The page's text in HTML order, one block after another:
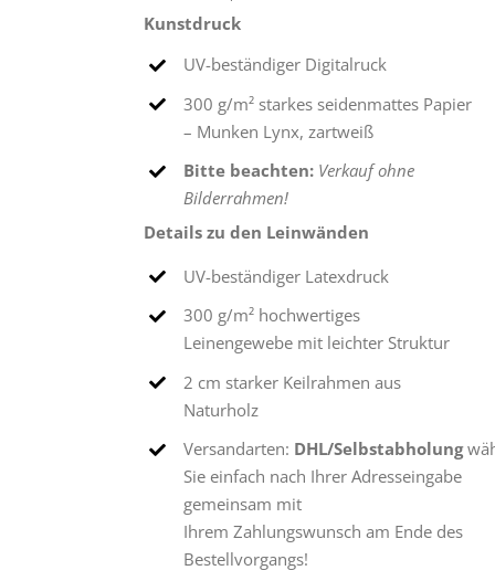
Kunstdruck
UV-beständiger Digitalruck
300 g/m² starkes seidenmattes Papier
– Munken Lynx, zartweiß
Bitte beachten: Verkauf ohne
Bilderrahmen!
Details zu den Leinwänden
UV-beständiger Latexdruck
300 g/m² hochwertiges
Leinengewebe mit leichter Struktur
2 cm starker Keilrahmen aus
Naturholz
Versandarten: DHL/Selbstabholung
Sie einfach nach Ihrer Adresseingabe
gemeinsam mit
Ihrem Zahlungswunsch am Ende des
Bestellvorgangs!